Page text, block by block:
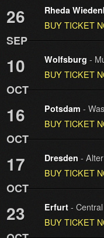
26
SEP
Rheda
BUY TICKET
10
OCT
Wolfsburg -
BUY TICKET
16
OCT
Potsdam -
BUY TICKET
17
OCT
Dresden -
BUY TICKET
23 Erfurt -
BUY TICKET